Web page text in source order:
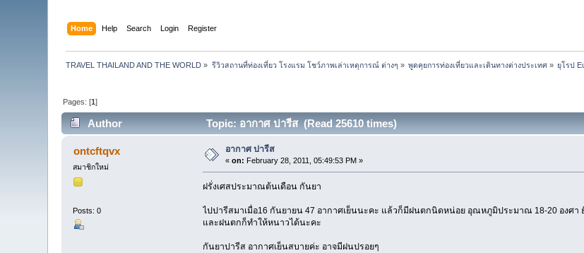
Home Help Search Login Register
TRAVEL THAILAND AND THE WORLD » รีวิวสถานที่ท่องเที่ยว โรงแรม โชว์ภาพเล่าเหตุการณ์ ต่างๆ » พูดคุยการท่องเที่ยวและเดินทางต่างประเทศ » ยุโรป
Pages: [1]
Author Topic: อากาศ ปารีส (Read 25610 times)
ontcftqvx
สมาชิกใหม่
Posts: 0
อากาศ ปารีส
«on: February 28, 2011, 05:49:53 PM »
ฝรั่งเศสประมาณต้นเดือน กันยา
ไปปารีสมาเมื่อ16 กันยายน 47 อากาศเย็นนะคะ แล้วก็มีฝนตกนิดหน่อย อุณหภูมิประมาณ 18-20 องศ
และฝนตกก็ทำให้หนาวได้นะคะ
กันยาปารีส อากาศเย็นสบายค่ะ อาจมีฝนปรอยๆ